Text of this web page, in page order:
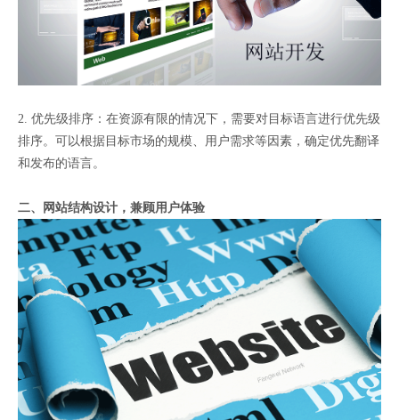
2. 优先级排序：在资源有限的情况下，需要对目标语言进行优先级
排序。可以根据目标市场的规模、用户需求等因素，确定优先翻译
和发布的语言。
二、网站结构设计，兼顾用户体验